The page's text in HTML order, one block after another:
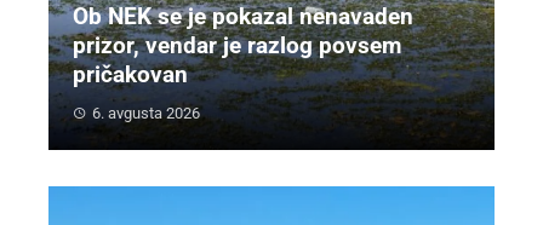
Ob NEK se je pokazal nenavaden
prizor, vendar je razlog povsem
pričakovan
6. avgusta 2026